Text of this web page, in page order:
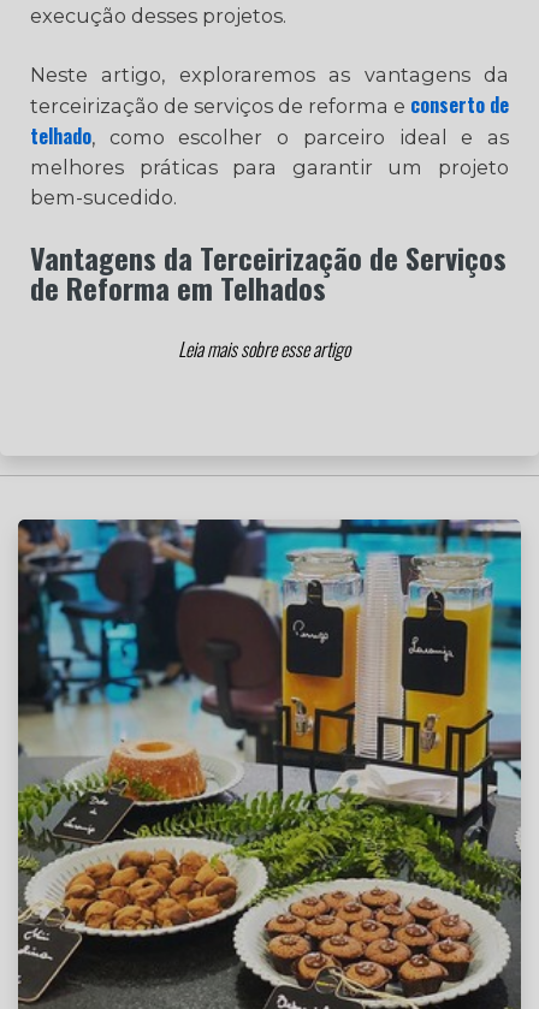
execução desses projetos.
Neste artigo, exploraremos as vantagens da
terceirização de serviços de reforma e conserto de
telhado, como escolher o parceiro ideal e as
melhores práticas para garantir um projeto
bem-sucedido.
Vantagens da Terceirização de Serviços
de Reforma em Telhados